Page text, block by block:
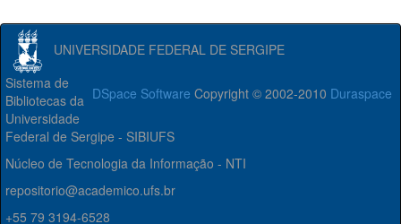
UNIVERSIDADE FEDERAL DE SERGIPE
DSpace Software Copyright © 2002-2010 Duraspace
Sistema de
Bibliotecas da
Universidade
Federal de Sergipe - SIBIUFS
Núcleo de Tecnologia da Informação - NTI
repositorio@academico.ufs.br
+55 79 3194-6528